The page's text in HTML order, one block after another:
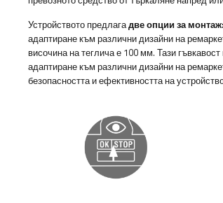
Устройството предлагадве опции за
адаптиране към различни дизайни на
височина на теглича е 100 мм. Тази
адаптиране към различни дизайни на
безопасността и ефективността на